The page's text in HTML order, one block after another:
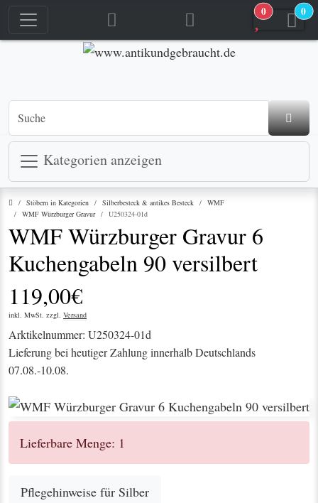
0 0
Kategorien anzeigen
StartseiteStöbern in Kategorien Silberbesteck & antikes Besteck
WMF
WMF Würzburger Gravur
U250324-01d
WMF Würzburger Gravur 6
Kuchengabeln 90 versilbert
119,00€
inkl. MwSt. zzgl. Versand
Arktikelnummer: U250324-01d
Lieferung bei heutiger Zahlung innerhalb Deutschlands
07.08.-10.08.
Lieferbare Menge: 1
Pflegehinweise für Silber
jetzt in den Warenkorb
jetzt in den Warenkorb